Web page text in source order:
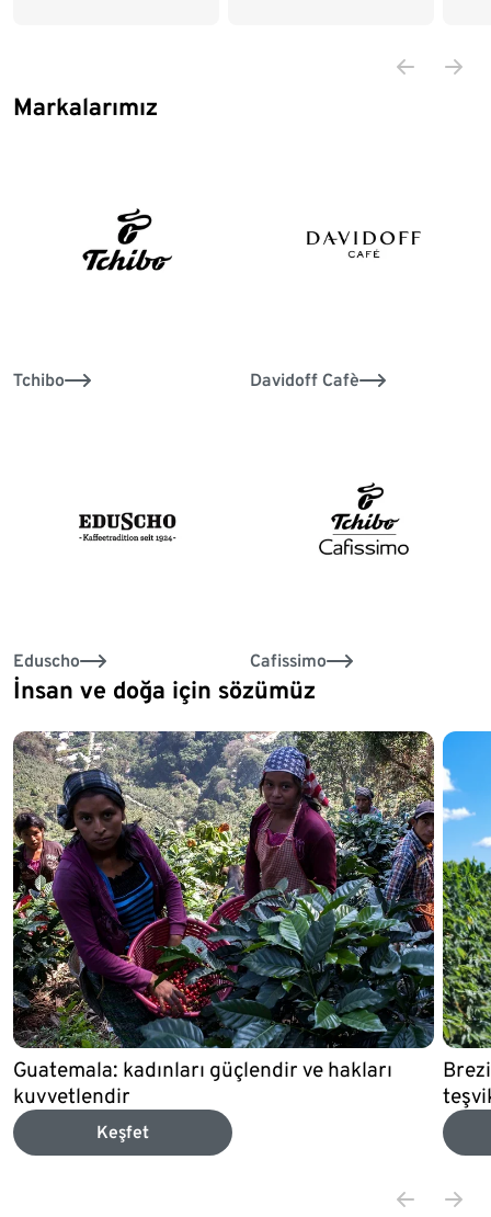
50 g Çözünebilir kahve
Markalarımız
Tchibo Davidoff Cafè
Eduscho Cafissimo
İnsan ve doğa için sözümüz
Guatemala: kadınları güçlendir ve hakları
kuvvetlendir
Keşfet
Liste sonu